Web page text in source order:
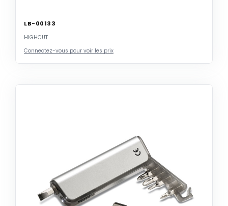
LB-00133
HIGHCUT
Connectez-vous pour voir les prix